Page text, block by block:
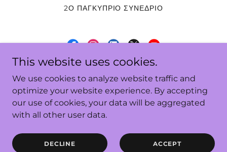
2Ο ΠΑΓΚΥΠΡΙΟ ΣΥΝΕΔΡΙΟ
Cyprus Stroke Association
Copyright © 2026 Cyprus Stroke Association - All Rights
Reserved.
This website uses cookies.
We use cookies to analyze website traffic and
optimize your website experience. By accepting
our use of cookies, your data will be aggregated
with all other user data.
DECLINE ACCEPT